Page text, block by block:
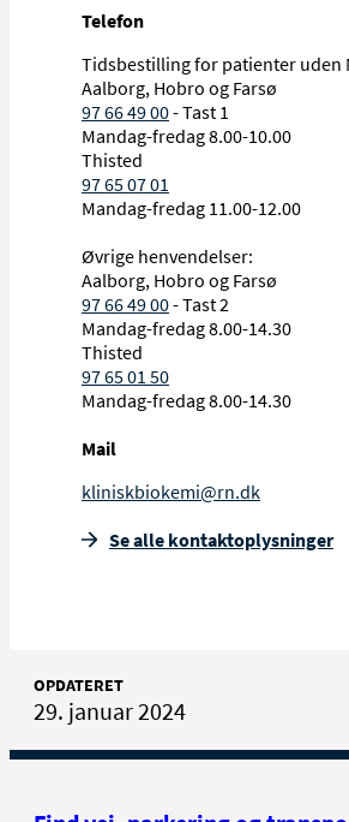
Telefon
Tidsbestilling for patienter uden
Aalborg, Hobro og Farsø
97 66 49 00- Tast 1
Mandag-fredag 8.00-10.00
Thisted
97 65 07 01
Mandag-fredag 11.00-12.00
Øvrige henvendelser:
Aalborg, Hobro og Farsø
97 66 49 00- Tast 2
Mandag-fredag 8.00-14.30
Thisted
97 65 01 50
Mandag-fredag 8.00-14.30
Mail
kliniskbiokemi@rn.dk
Se alle kontakt­oplysninger
OPDATERET
29. januar 2024